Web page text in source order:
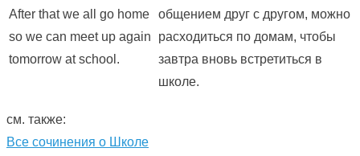
After that we all go home
so we can meet up again
tomorrow at school.
общением друг с другом, можно
расходиться по домам, чтобы
завтра вновь встретиться в
школе.
см. также:
Все сочинения о Школе